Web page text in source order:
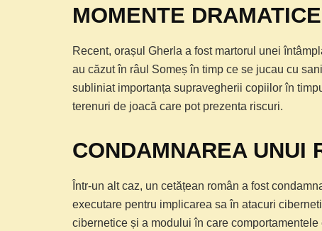
MOMENTE
Recent, orașul Gherla a fost martorul unei
au căzut în râul Someș în timp ce se jucau cu
subliniat importanța supravegherii copiilor în
terenuri de joacă care pot prezenta riscuri.
CONDAMNAREA UNUI
Într-un alt caz, un cetățean român a fost
executare pentru implicarea sa în atacuri
cibernetice și a modului în care